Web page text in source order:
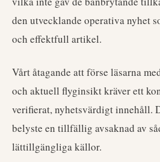
den utvecklande operativa nyhet
och effektfull artikel.
Vårt åtagande att förse läsarna
och aktuell flyginsikt kräver ett
verifierat, nyhetsvärdigt innehåll.
belyste en tillfällig avsaknad av
lättillgängliga källor.